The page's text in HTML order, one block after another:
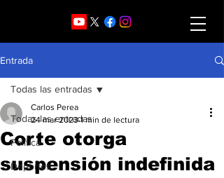
Entrada
Todas las entradas
Política
Deportes
Todas las entradas
Corte otorga
suspensión indefinida
Carlos Perea
24 mar 2023 1 min de lectura